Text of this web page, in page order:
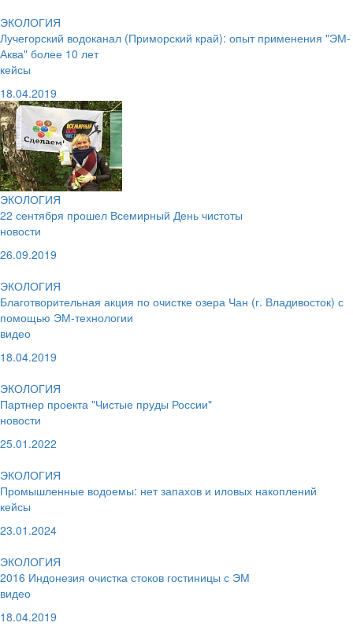
ЭКОЛОГИЯ
Лучегорский водоканал (Приморский край): опыт применения "ЭМ-
Аква" более 10 лет
кейсы
18.04.2019
ЭКОЛОГИЯ
22 сентября прошел Всемирный День чистоты
новости
26.09.2019
ЭКОЛОГИЯ
Благотворительная акция по очистке озера Чан (г. Владивосток) с
помощью ЭМ-технологии
видео
18.04.2019
ЭКОЛОГИЯ
Партнер проекта "Чистые пруды России"
новости
25.01.2022
ЭКОЛОГИЯ
Промышленные водоемы: нет запахов и иловых накоплений
кейсы
23.01.2024
ЭКОЛОГИЯ
2016 Индонезия очистка стоков гостиницы с ЭМ
видео
18.04.2019